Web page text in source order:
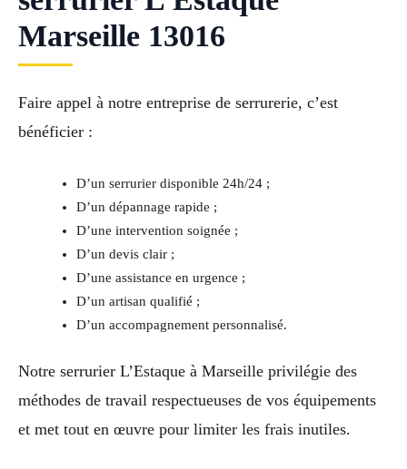
Marseille 13016
Faire appel à notre entreprise de serrurerie, c’est
bénéficier :
D’un serrurier disponible 24h/24 ;
D’un dépannage rapide ;
D’une intervention soignée ;
D’un devis clair ;
D’une assistance en urgence ;
D’un artisan qualifié ;
D’un accompagnement personnalisé.
Notre serrurier L’Estaque à Marseille privilégie des
méthodes de travail respectueuses de vos équipements
et met tout en œuvre pour limiter les frais inutiles.